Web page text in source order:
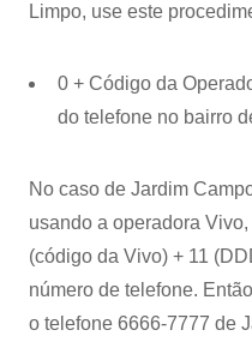
Limpo, use este
0 + Código da
do telefone no bairro
No caso de Jardim
usando a operadora
(código da Vivo) + 11
número de telefone.
o telefone 6666-7777 de